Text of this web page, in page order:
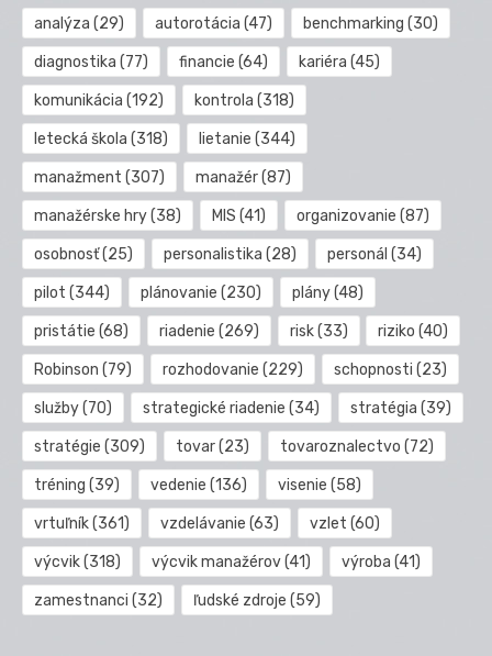
analýza (29) autorotácia (47) benchmarking (30)
diagnostika (77) financie (64) kariéra (45)
komunikácia (192) kontrola (318)
letecká škola (318) lietanie (344)
manažment (307) manažér(87)
manažérske hry(38) MIS (41) organizovanie (87)
osobnosť(25) personalistika (28) personál (34)
pilot (344) plánovanie (230) plány(48)
pristátie (68) riadenie (269) risk(33) riziko (40)
Robinson (79) rozhodovanie (229) schopnosti (23)
služby(70) strategické riadenie (34) stratégia (39)
stratégie (309) tovar(23) tovaroznalectvo (72)
tréning (39) vedenie (136) visenie (58)
vrtuľník(361) vzdelávanie (63) vzlet (60)
výcvik(318) výcvik manažérov(41) výroba (41)
zamestnanci (32) ľudské zdroje (59)